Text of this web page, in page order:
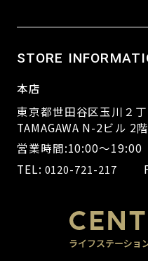
STORE
本店
東京都世田谷区玉川２
TAMAGAWA N-2ビル 2
営業時間:10:00～
TEL: 0120-721-217